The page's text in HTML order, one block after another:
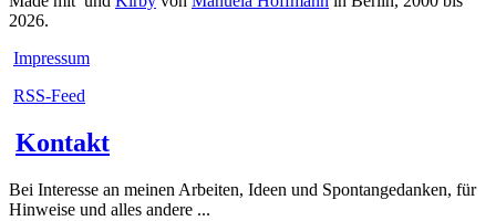
2026.
Impressum
RSS-Feed
Kontakt
Bei Interesse an meinen Arbeiten, Ideen und Spontangedanken, für
Hinweise und alles andere ...